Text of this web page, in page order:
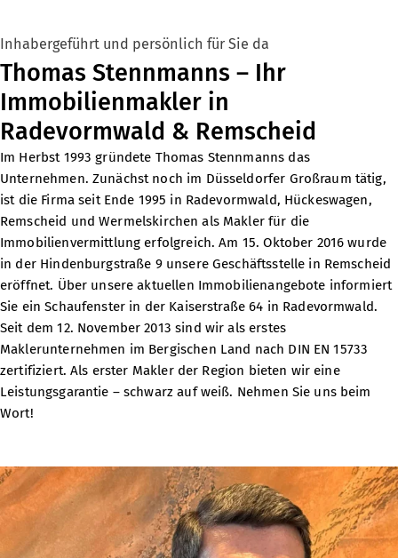
Inhabergeführt und persönlich für Sie da
Thomas Stennmanns – Ihr
Immobilienmakler in
Radevormwald & Remscheid
Im Herbst 1993 gründete Thomas Stennmanns das
Unternehmen. Zunächst noch im Düsseldorfer Großraum tätig,
ist die Firma seit Ende 1995 in Radevormwald, Hückeswagen,
Remscheid undWermelskirchen als Makler für die
Immobilienvermittlung erfolgreich. Am 15. Oktober 2016 wurde
in der Hindenburgstraße 9 unsere Geschäftsstelle in Remscheid
eröffnet. Über unsere aktuellen Immobilienangebote informiert
Sie ein Schaufenster in der Kaiserstraße 64 in Radevormwald.
Seit dem 12. November 2013 sind wir als erstes
Maklerunternehmen im Bergischen Land nach DIN EN 15733
zertifiziert. Als erster Makler der Region bieten wir eine
Leistungsgarantie – schwarz auf weiß. Nehmen Sie uns beim
Wort!